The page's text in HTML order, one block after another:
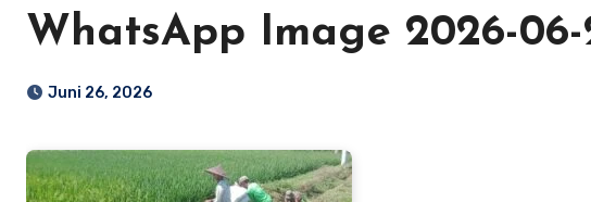
WhatsApp Image 2026-06-
Juni 26, 2026